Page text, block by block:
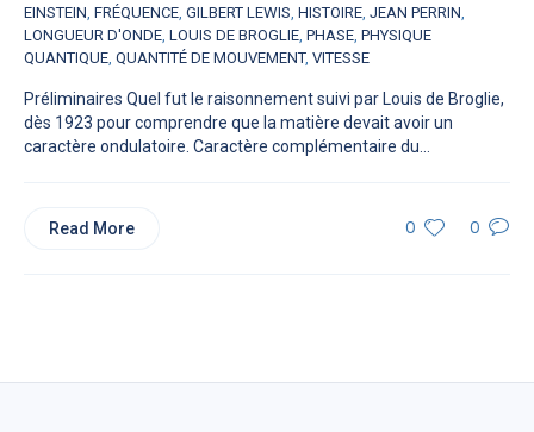
EINSTEIN FRÉQUENCE GILBERT LEWIS HISTOIRE JEAN PERRIN
LONGUEUR D'ONDE LOUIS DE BROGLIE PHASE PHYSIQUE
QUANTIQUE QUANTITÉ DE MOUVEMENT, VITESSE
Préliminaires Quel fut le raisonnement suivi par Louis de Broglie,
dès 1923 pour comprendre que la matière devait avoir un
caractère ondulatoire. Caractère complémentaire du...
0 0
Read More